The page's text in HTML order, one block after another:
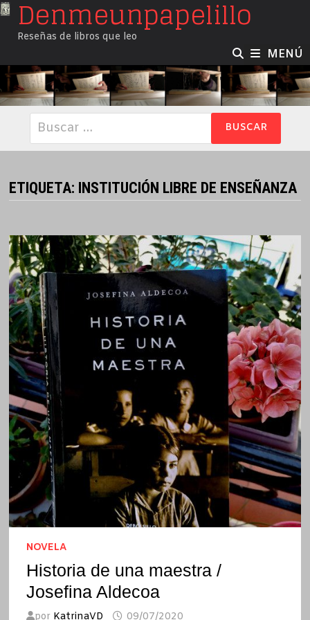
SaltarDenmeunpapelillo
Reseñas de libros que leo
MENÚ
Buscar:
ETIQUETA: INSTITUCIÓN LIBRE DE ENSEÑANZA
NOVELA
Historia de una maestra /
Josefina Aldecoa
por KatrinaVD 09/07/2020